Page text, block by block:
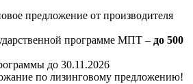
предложение от производителя
программе МПТ – до 500
до 30.11.2026
по лизинговому предложению!